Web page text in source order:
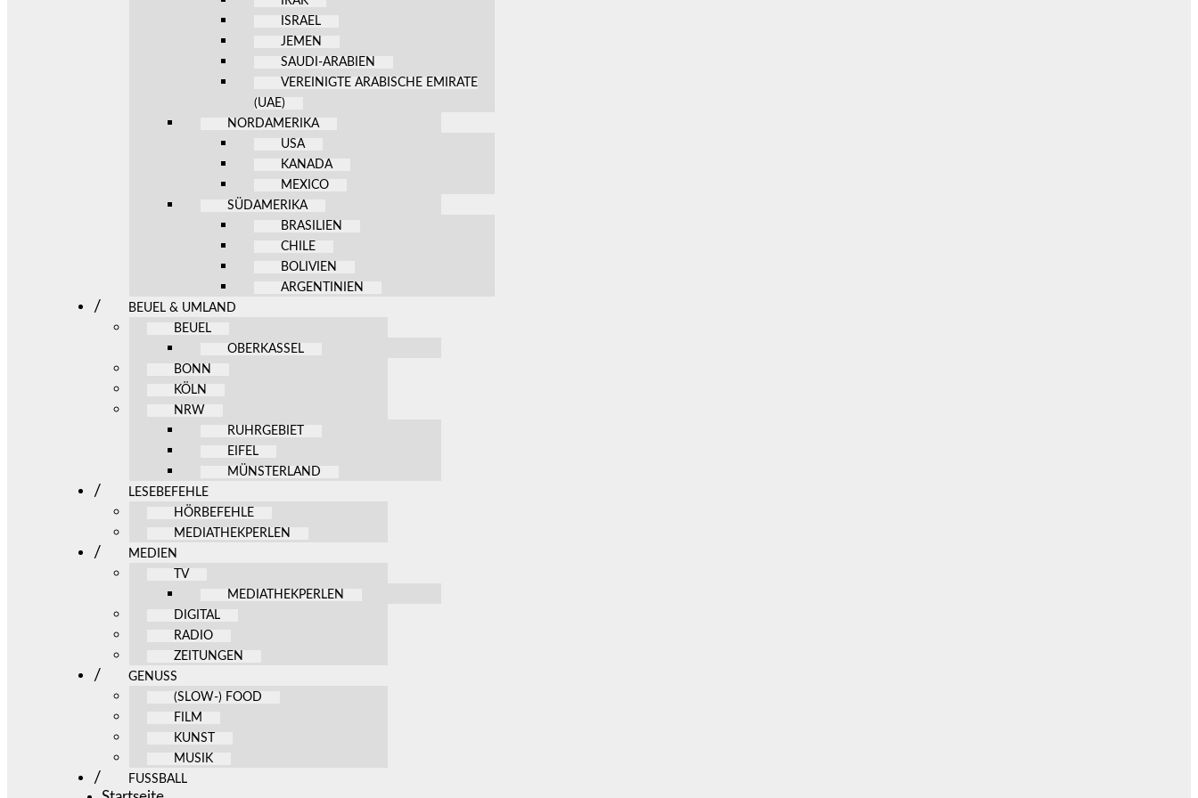
ISRAEL
JEMEN
SAUDI-ARABIEN
VEREINIGTE ARABISCHE EMIRATE
(UAE)
NORDAMERIKA
USA
KANADA
MEXICO
SÜDAMERIKA
BRASILIEN
CHILE
BOLIVIEN
ARGENTINIEN
BEUEL & UMLAND
BEUEL
OBERKASSEL
BONN
KÖLN
NRW
RUHRGEBIET
EIFEL
MÜNSTERLAND
LESEBEFEHLE
HÖRBEFEHLE
MEDIATHEKPERLEN
MEDIEN
TV
MEDIATHEKPERLEN
DIGITAL
RADIO
ZEITUNGEN
GENUSS
(SLOW-) FOOD
FILM
KUNST
MUSIK
FUSSBALL